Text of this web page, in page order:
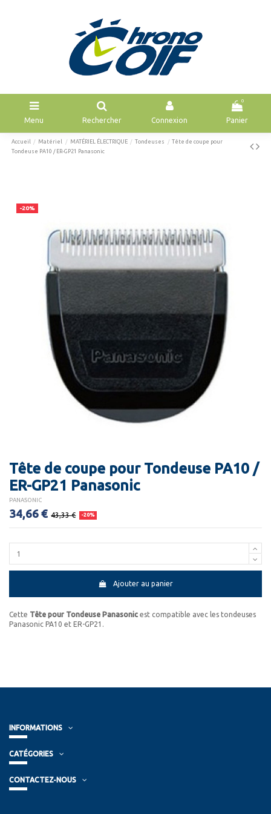
Menu Rechercher Connexion
0
Panier
Accueil Matériel MATÉRIEL ÉLECTRIQUE Tondeuses
Tête de coupe pour
Tondeuse PA10 / ER-GP21 Panasonic
-20%
Tête de coupe pour Tondeuse PA10 /
ER-GP21 Panasonic
PANASONIC
34,66 € 43,33 € -20%
Ajouter au panier
Cette Tête pour Tondeuse Panasonic est compatible avec les tondeuses
Panasonic PA10 et ER-GP21.
INFORMATIONS
CATÉGORIES
CONTACTEZ-NOUS